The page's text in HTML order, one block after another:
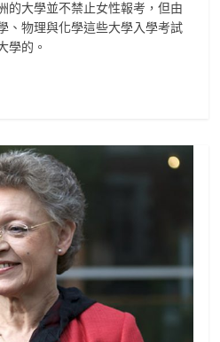
的大學並不禁止女性報考，但由
、物理與化學這些大學入學考試
學的。